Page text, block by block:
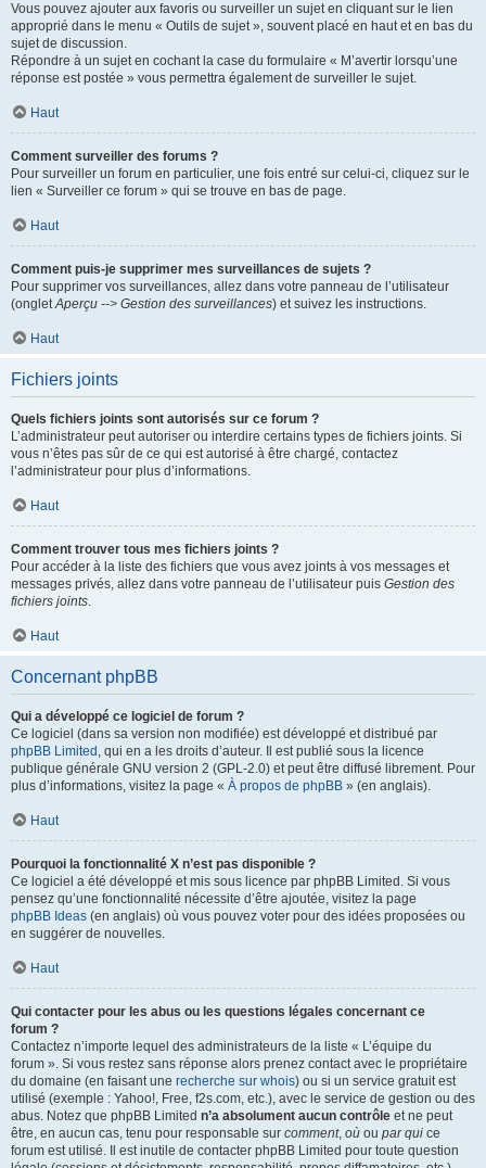
Vous pouvez ajouter aux favoris ou surveiller un sujet en cliquant sur le lien
approprié dans le menu « Outils de sujet », souvent placé en haut et en bas du
sujet de discussion.
Répondre à un sujet en cochant la case du formulaire « M’avertir lorsqu’une
réponse est postée » vous permettra également de surveiller le sujet.
Haut
Comment surveiller des forums ?
Pour surveiller un forum en particulier, une fois entré sur celui-ci, cliquez sur le
lien « Surveiller ce forum » qui se trouve en bas de page.
Haut
Comment puis-je supprimer mes surveillances de sujets ?
Pour supprimer vos surveillances, allez dans votre panneau de l’utilisateur
(ongletAperçu --> Gestion des surveillances) et suivez les instructions.
Haut
Fichiers joints
Quels fichiers joints sont autorisés sur ce forum ?
L’administrateur peut autoriser ou interdire certains types de fichiers joints. Si
vous n’êtes pas sûr de ce qui est autorisé à être chargé, contactez
l’administrateur pour plus d’informations.
Haut
Comment trouver tous mes fichiers joints ?
Pour accéder à la liste des fichiers que vous avez joints à vos messages et
messages privés, allez dans votre panneau de l’utilisateur puis Gestion des
fichiers joints.
Haut
Concernant phpBB
Qui a développé ce logiciel de forum ?
Ce logiciel (dans sa version non modifiée) est développé et distribué par
phpBB Limited , qui en a les droits d’auteur. Il est publié sous la licence
publique générale GNU version 2 (GPL-2.0) et peut être diffusé librement. Pour
plus d’informations, visitez la page « À propos de phpBB » (en anglais).
Haut
Pourquoi la fonctionnalité X n’est pas disponible ?
Ce logiciel a été développé et mis sous licence par phpBB Limited. Si vous
pensez qu’une fonctionnalité nécessite d’être ajoutée, visitez la page
phpBB Ideas (en anglais) où vous pouvez voter pour des idées proposées ou
en suggérer de nouvelles.
Haut
Qui contacter pour les abus ou les questions légales concernant ce
forum ?
Contactez n’importe lequel des administrateurs de la liste « L’équipe du
forum ». Si vous restez sans réponse alors prenez contact avec le propriétaire
du domaine (en faisant une recherche sur whois) ou si un service gratuit est
utilisé (exemple : Yahoo!, Free, f2s.com, etc.), avec le service de gestion ou des
abus. Notez que phpBB Limited n’a absolument aucun contrôle et ne peut
être, en aucun cas, tenu pour responsable sur comment, où ou par qui ce
forum est utilisé. Il est inutile de contacter phpBB Limited pour toute question